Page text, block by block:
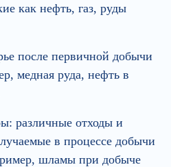
как нефть, газ, руды
после первичной добычи
медная руда, нефть в
различные отходы и
в процессе добычи
шламы при добыче